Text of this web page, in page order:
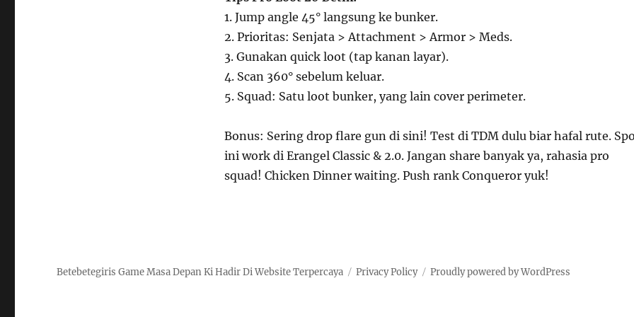
1. Jump angle 45° langsung ke bunker.
2. Prioritas: Senjata > Attachment > Armor > Meds.
3. Gunakan quick loot (tap kanan layar).
4. Scan 360° sebelum keluar.
5. Squad: Satu loot bunker, yang lain cover perimeter.
Bonus: Sering drop flare gun di sini! Test di TDM dulu biar hafal rute.
ini work di Erangel Classic & 2.0. Jangan share banyak ya, rahasia pro
squad! Chicken Dinner waiting. Push rank Conqueror yuk!
Betebetegiris Game Masa Depan Ki Hadir Di Website Terpercaya Privacy Policy Proudly powered by WordPress